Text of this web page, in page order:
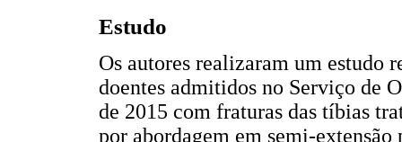
Estudo
Os autores realizaram um estudo
doentes admitidos no Serviço de
de 2015 com fraturas das tíbias
por abordagem em semi-